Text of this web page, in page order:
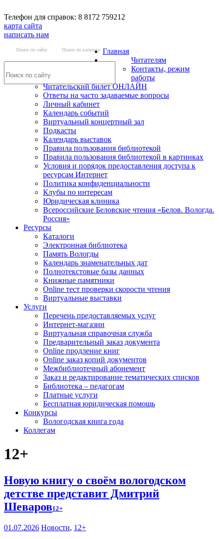
Телефон для справок: 8 8172 759212
карта сайта
написать нам
Поиск по сайту Поиск по каталогу Главная
Читателям
Контакты, режим
работы
Читательский билет ОНЛАЙН
Ответы на часто задаваемые вопросы
Личный кабинет
Календарь событий
Виртуальный концертный зал
Подкасты
Календарь выставок
Правила пользования библиотекой
Правила пользования библиотекой в картинках
Условия и порядок предоставления доступа к
ресурсам Интернет
Политика конфиденциальности
Клубы по интересам
Юридическая клиника
Всероссийские Беловские чтения «Белов. Вологда.
Россия»
Ресурсы
Каталоги
Электронная библиотека
Память Вологды
Календарь знаменательных дат
Полнотекстовые базы данных
Книжные памятники
Online тест проверки скорости чтения
Виртуальные выставки
Услуги
Перечень предоставляемых услуг
Интернет-магазин
Виртуальная справочная служба
Предварительный заказ документа
Online продление книг
Online заказ копий документов
Межбиблиотечный абонемент
Заказ и редактирование тематических списков
Библиотека – педагогам
Платные услуги
Бесплатная юридическая помощь
Конкурсы
Вологодская книга года
Коллегам
12+
Новую книгу о своём вологодском
детстве представит Дмитрий
Шеваров12+
01.07.2026 Новости, 12+